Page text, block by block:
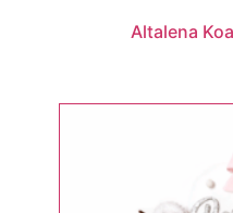
Altalena